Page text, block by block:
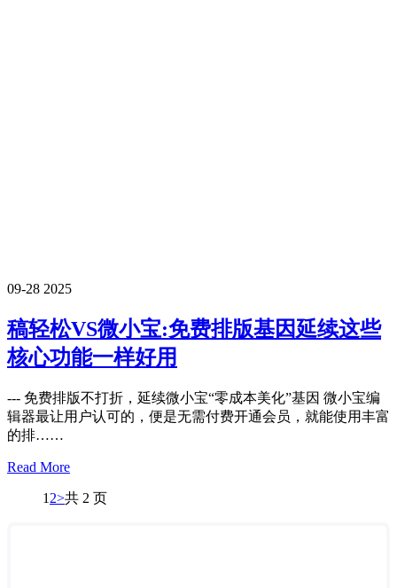
09-28 2025
稿轻松VS微小宝:免费排版基因延续这些
核心功能一样好用
--- 免费排版不打折，延续微小宝“零成本美化”基因 微小宝编
辑器最让用户认可的，便是无需付费开通会员，就能使用丰富
的排……
Read More
1 2>共 2 页